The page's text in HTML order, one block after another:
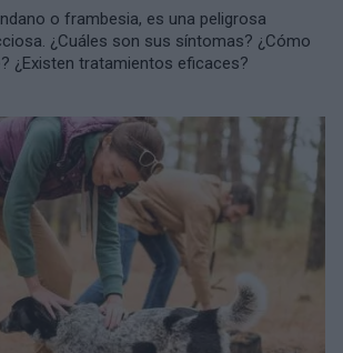
o frambesia, es una peligrosa
¿Cuáles son sus síntomas? ¿Cómo
¿Existen tratamientos eficaces?